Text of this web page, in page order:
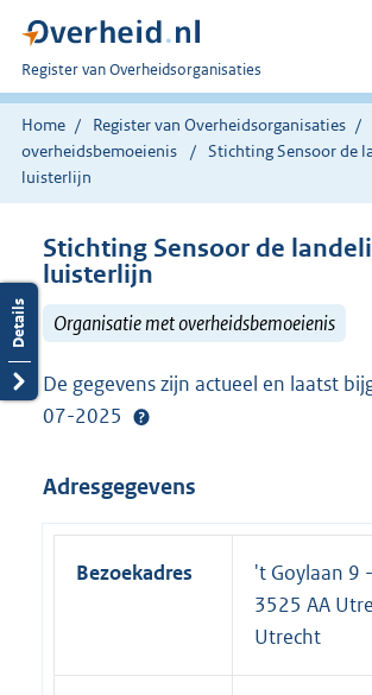
U
bent
nu
hier:
Register van Overheidsorganisaties
Home Register van Overheidsorganisaties
overheidsbemoeienis
Stichting Sensoor de
luisterlijn
Stichting Sensoor de
luisterlijn
Organisatie met overheidsbemoeienis
De gegevens zijn actueel en laatst
07-2025
Adresgegevens
Bezoekadres
't Goylaan 9
3525 AA
Utrecht